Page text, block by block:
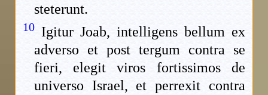
steterunt.
10 Igitur Joab, intelligens bellum ex
adverso et post tergum contra se
fieri, elegit viros fortissimos de
universo Israel, et perrexit contra